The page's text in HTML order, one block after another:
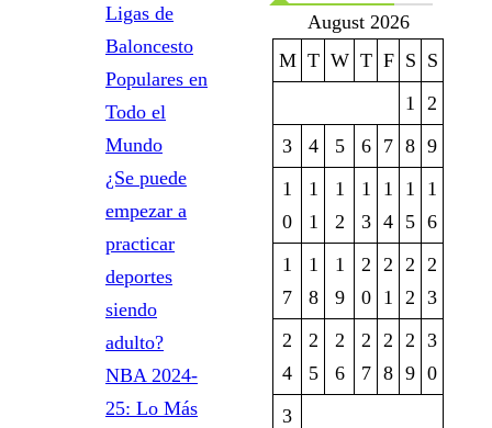
Ligas de
Baloncesto
Populares en
Todo el
Mundo
¿Se puede
empezar a
practicar
deportes
siendo
adulto?
NBA 2024-
25: Lo Más
August 2026
M T W T F S S
1
2
3
4 5 6 7 8 9
1
0
1
1
1
2
1
3
1
4
1
5
1
6
1
7
1
8
1
9
2
0
2
1
2
2
2
3
2
4
2
5
2
6
2
7
2
8
2
9
3
0
3